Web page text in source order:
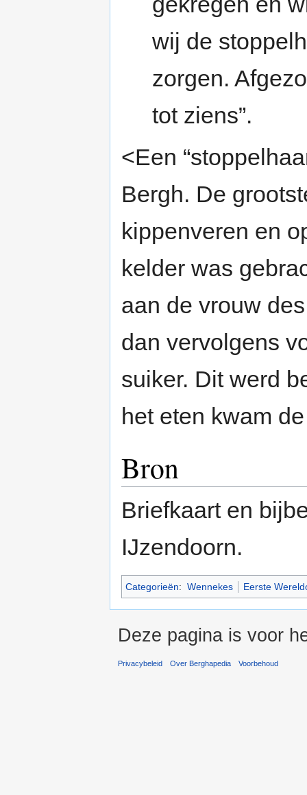
wij de
zorgen.
tot ziens”.
<Een
Bergh. De
kippenveren en
kelder was
aan de vrouw
dan vervolgens
suiker. Dit werd
het eten kwam
Bron
Briefkaart en
IJzendoorn.
Categorieën: Wennekes Eerste
Deze pagina is voor
Privacybeleid Over Berghapedia Voorbehoud